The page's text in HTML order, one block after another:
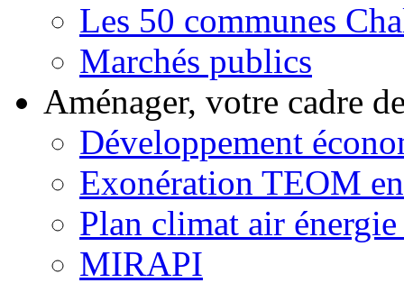
Les 50 communes
Marchés publics
Aménager, votre cadre
Développement
Exonération TEOM
Plan climat air
MIRAPI